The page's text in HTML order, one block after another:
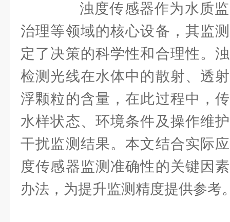
浊度传感器作为水质监
治理等领域的核心设备，其监
定了决策的科学性和合理性。
检测光线在水体中的散射、透
浮颗粒的含量，在此过程中，
水样状态、环境条件及操作维
干扰监测结果。本文结合实际
度传感器监测准确性的关键因
办法，为提升监测精度提供参考